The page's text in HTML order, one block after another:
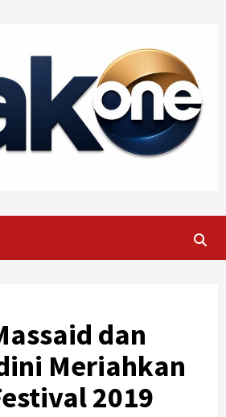
dan
Meriahkan
2019